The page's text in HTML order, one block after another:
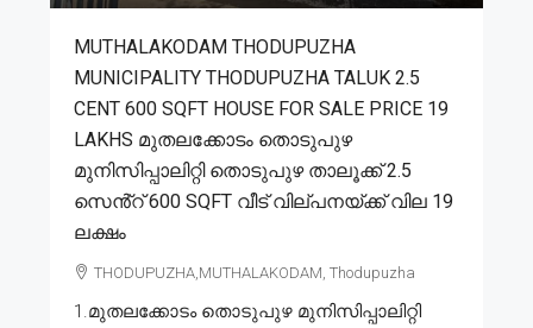
MUTHALAKODAM THODUPUZHA
MUNICIPALITY THODUPUZHA TALUK 2.5
CENT 600 SQFT HOUSE FOR SALE PRICE 19
LAKHS മുതലക്കോടം തൊടുപുഴ
മുനിസിപ്പാലിറ്റി തൊടുപുഴ താലൂക്ക് 2.5
സെൻ്റ് 600 SQFT വീട് വില്പനയ്ക്ക് വില 19
ലക്ഷം
THODUPUZHA,MUTHALAKODAM, Thodupuzha
1.മുതലക്കോടം തൊടുപുഴ മുനിസിപ്പാലിറ്റി